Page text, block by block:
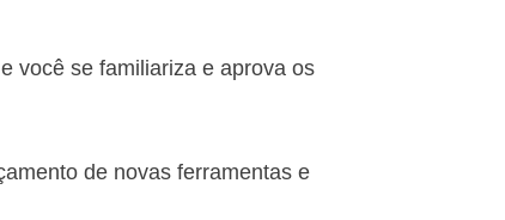
você se familiariza e aprova os
de novas ferramentas e